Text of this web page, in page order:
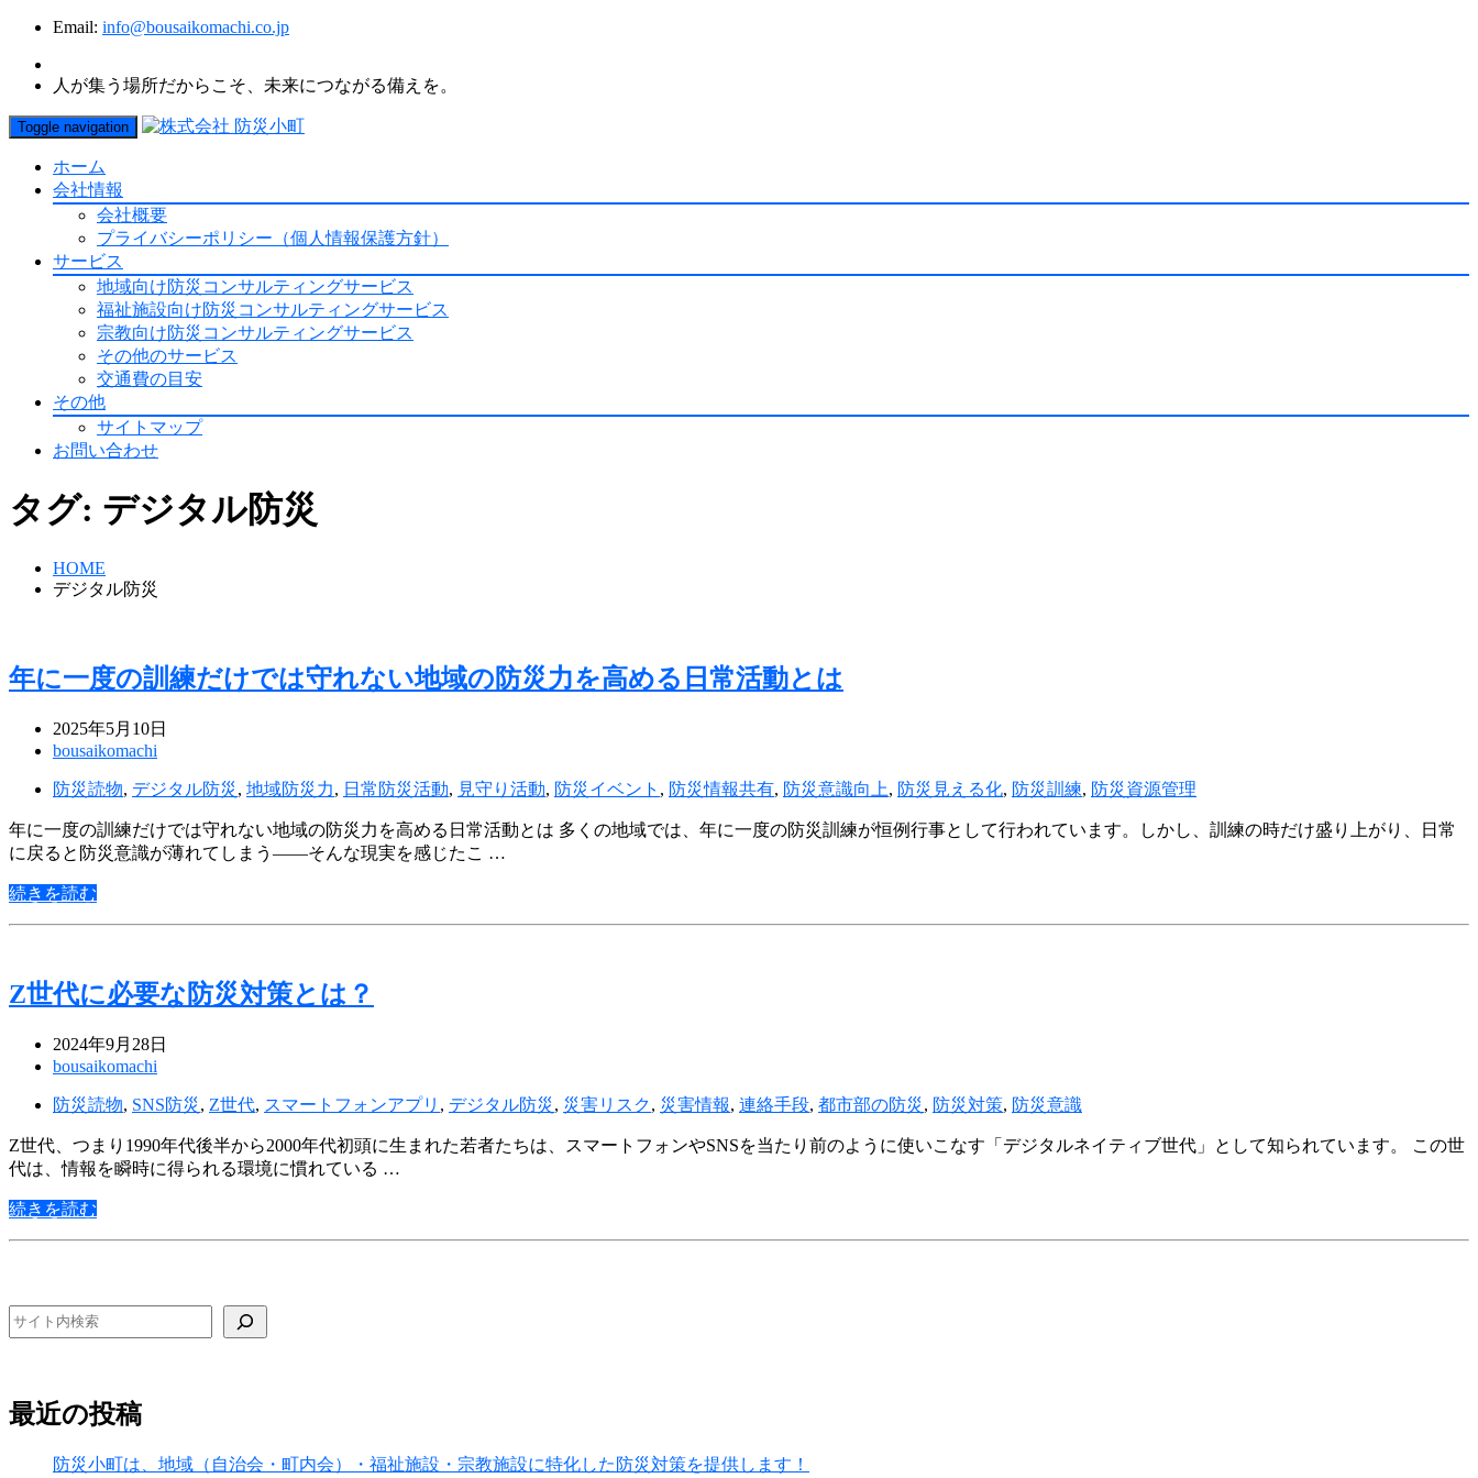
Email: info@bousaikomachi.co.jp
人が集う場所だからこそ、未来につながる備えを。
Toggle navigation
ホーム
会社情報
会社概要
プライバシーポリシー（個人情報保護方針）
サービス
地域向け防災コンサルティングサービス
福祉施設向け防災コンサルティングサービス
宗教向け防災コンサルティングサービス
その他のサービス
交通費の目安
その他
サイトマップ
お問い合わせ
タグ: デジタル防災
HOME
デジタル防災
年に一度の訓練だけでは守れない地域の防災力を高める日常活動とは
2025年5月10日
bousaikomachi
防災読物, デジタル防災, 地域防災力, 日常防災活動, 見守り活動, 防災イベント , 防災情報共有, 防災意識向上, 防災見える化, 防災訓練, 防災資源管理
年に一度の訓練だけでは守れない地域の防災力を高める日常活動とは 多くの地域では、年に一度の防災訓練が恒例行事として行われています。しかし、訓練の時だけ盛り上がり、日常
に戻ると防災意識が薄れてしまう――そんな現実を感じたこ …
続きを読む
Z世代に必要な防災対策とは？
2024年9月28日
bousaikomachi
防災読物, SNS防災, Z世代, スマートフォンアプリ , デジタル防災, 災害リスク, 災害情報, 連絡手段, 都市部の防災, 防災対策, 防災意識
Z世代、つまり1990年代後半から2000年代初頭に生まれた若者たちは、スマートフォンやSNSを当たり前のように使いこなす「デジタルネイティブ世代」として知られています。 この世
代は、情報を瞬時に得られる環境に慣れている …
続きを読む
検索
最近の投稿
防災小町は、地域（自治会・町内会）・福祉施設・宗教施設に特化した防災対策を提供します！